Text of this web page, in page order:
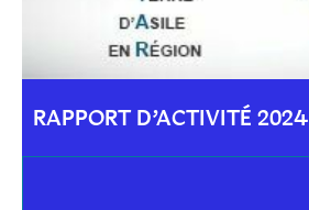
RAPPORT D’ACTIVITÉ 2024